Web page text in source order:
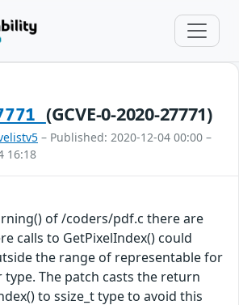
(GCVE-0-2020-27771)
– Published: 2020-12-04 00:00 –
16:18
of /coders/pdf.c there are
calls to GetPixelIndex() could
the range of representable for
The patch casts the return
to ssize_t type to avoid this